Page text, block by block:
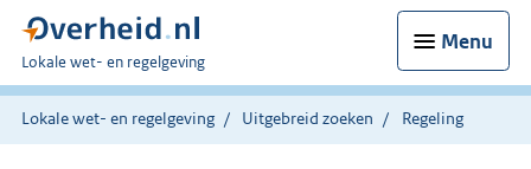
Menu
U
bent
hier:
Lokale wet- en regelgeving
Lokale wet- en regelgeving Uitgebreid zoeken Regeling